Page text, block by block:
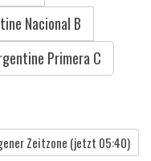
Nacional B
Primera C
Zeitzone (jetzt 05:40)